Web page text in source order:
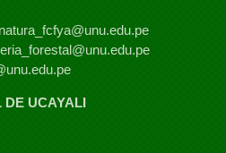
DE UCAYALI